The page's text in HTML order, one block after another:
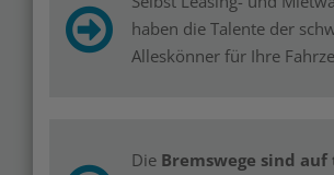
haben die Talente der
Alleskönner für Ihre
Die Bremswege sind